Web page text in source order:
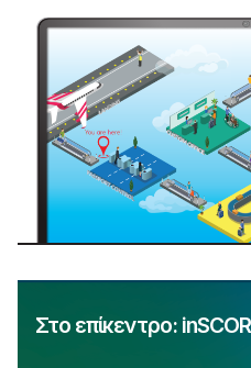
Στο επίκεντρο: